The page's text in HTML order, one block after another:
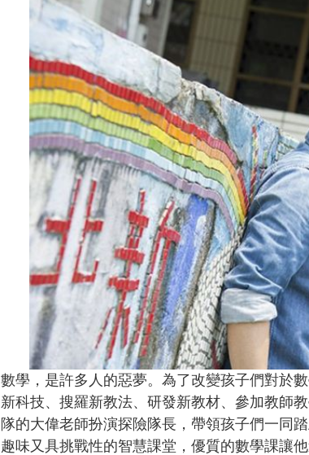
數學，是許多人的惡夢。為了改變孩子們對於
新科技、搜羅新教法、研發新教材、參加教師
隊的大偉老師扮演探險隊長，帶領孩子們一同
趣味又具挑戰性的智慧課堂，優質的數學課讓